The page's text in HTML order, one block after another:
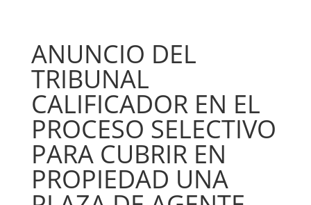
ANUNCIO DEL
TRIBUNAL
CALIFICADOR EN EL
PROCESO SELECTIVO
PARA CUBRIR EN
PROPIEDAD UNA